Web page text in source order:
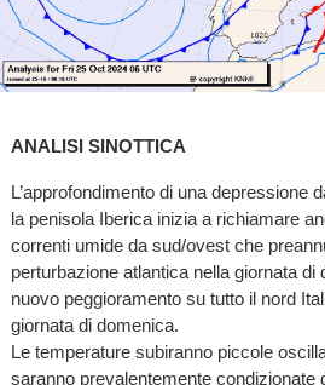
ANALISI SINOTTICA
L’approfondimento di una depressione
la penisola Iberica inizia a richiamare
correnti umide da sud/ovest che
perturbazione atlantica nella giornata
nuovo peggioramento su tutto il nord
giornata di domenica.
Le temperature subiranno piccole
saranno prevalentemente condizionate